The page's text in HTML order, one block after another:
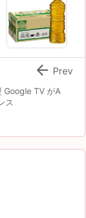
Google TV がA
ス
 Prev